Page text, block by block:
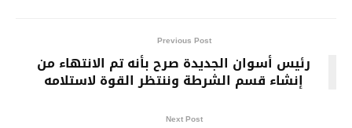
Previous Post
رئيس أسوان الجديدة صرح بأنه تم الانتهاء من
إنشاء قسم الشرطة وننتظر القوة لاستلامه
Next Post